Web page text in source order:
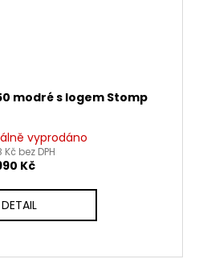
modré s logem Stomp
vyprodáno
Kč bez DPH
Kč
DETAIL